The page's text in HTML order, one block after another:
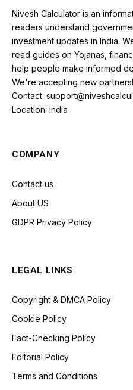
Nivesh Calculator is an
readers understand
investment updates in India.
read guides on Yojanas,
help people make informed
We're accepting new
Contact:
Location: India
COMPANY
Contact us
About US
GDPR Privacy Policy
LEGAL LINKS
Copyright & DMCA Policy
Cookie Policy
Fact-Checking Policy
Editorial Policy
Terms and Conditions